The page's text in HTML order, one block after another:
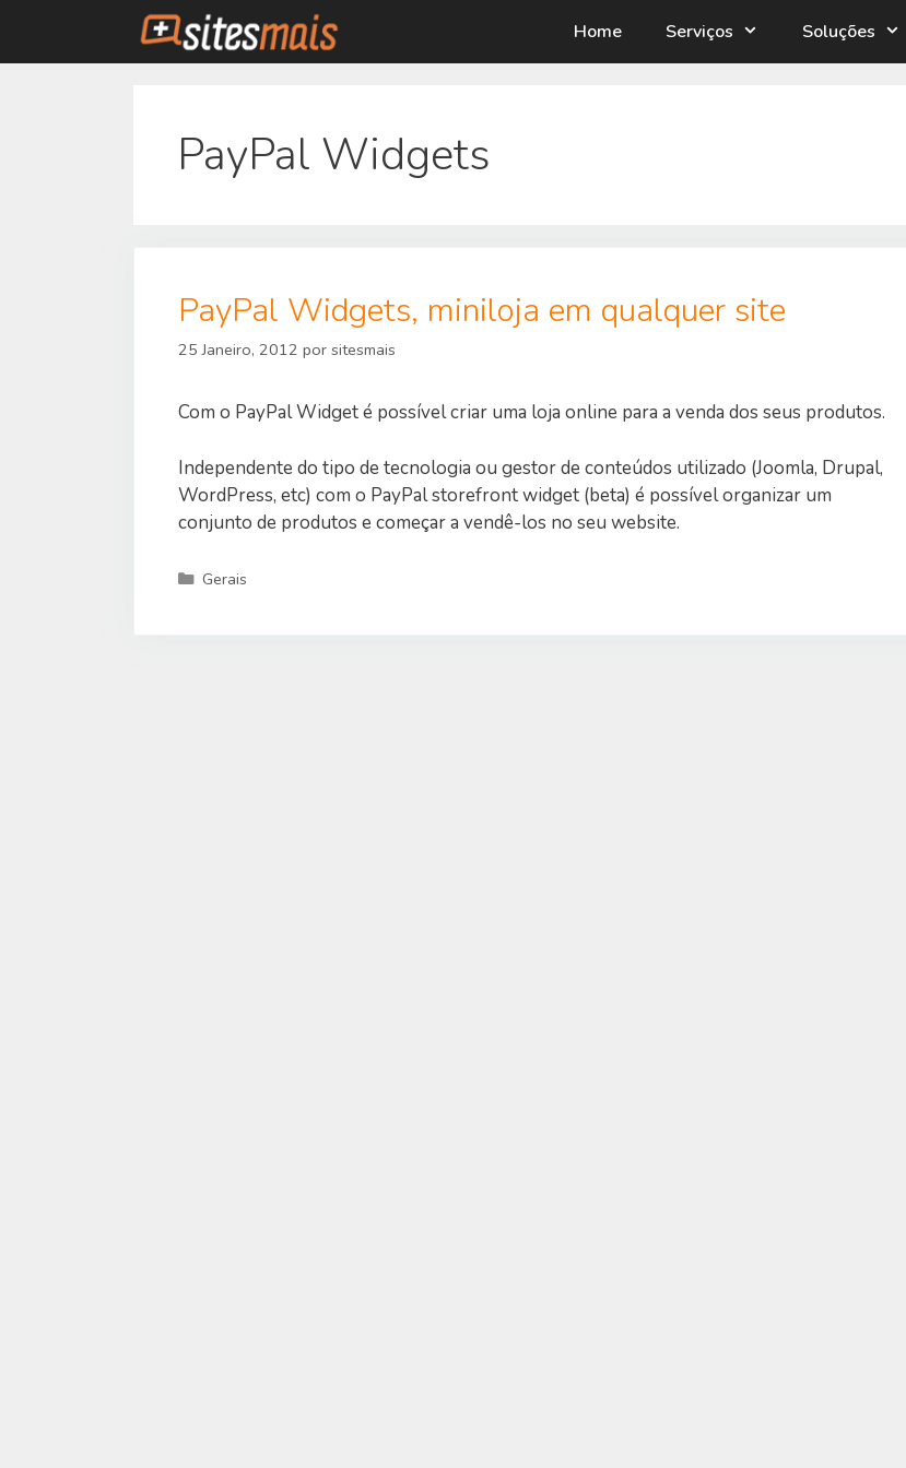
o
Home Serviços Soluções
PayPal Widgets
PayPal Widgets, miniloja em qualquer site
25 Janeiro, 2012 por sitesmais
Com o PayPal Widget é possível criar uma loja online para a venda dos seus produtos.
Independente do tipo de tecnologia ou gestor de conteúdos utilizado (Joomla, Drupal,
WordPress, etc) com o PayPal storefront widget (beta) é possível organizar um
conjunto de produtos e começar a vendê-los no seu website.
Categorias
Gerais